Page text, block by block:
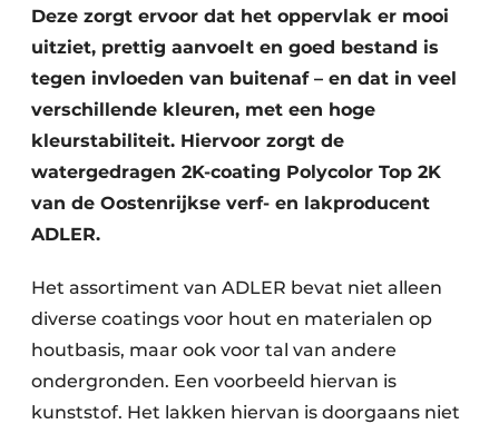
Deze zorgt ervoor dat het oppervlak er mooi
uitziet, prettig aanvoelt en goed bestand is
tegen invloeden van buitenaf – en dat in veel
verschillende kleuren, met een hoge
kleurstabiliteit. Hiervoor zorgt de
watergedragen 2K-coating Polycolor Top 2K
van de Oostenrijkse verf- en lakproducent
ADLER.
Het assortiment van ADLER bevat niet alleen
diverse coatings voor hout en materialen op
houtbasis, maar ook voor tal van andere
ondergronden. Een voorbeeld hiervan is
kunststof. Het lakken hiervan is doorgaans niet